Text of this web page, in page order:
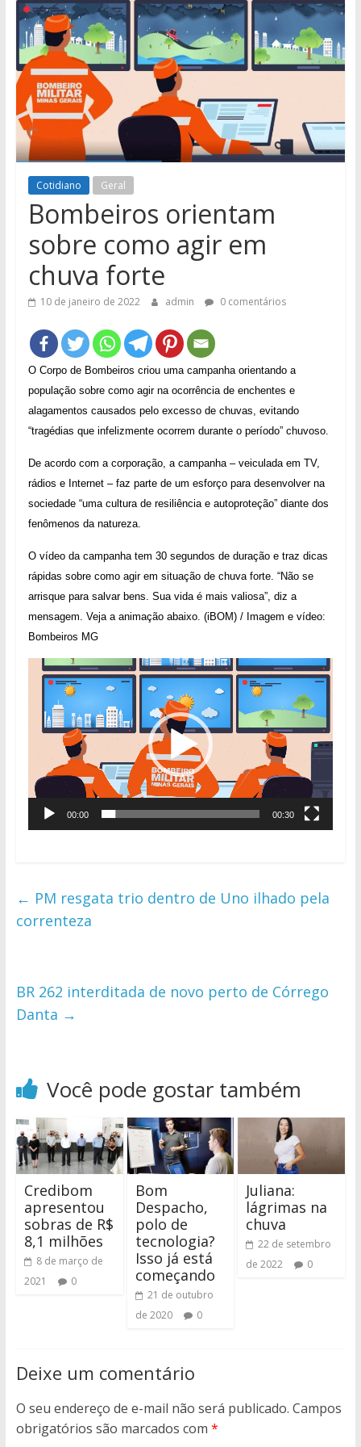
Região
Cotidiano Geral
Bombeiros orientam
sobre como agir em
chuva forte
10 de janeiro de 2022 admin 0 comentários
O Corpo de Bombeiros criou uma campanha orientandoa
população sobre como agir na ocorrência de enchentes e
alagamentos causados pelo excesso de chuvas, evitando
“tragédias que infelizmente ocorrem durante o período” chuvoso.
De acordo com a corporação, a campanha – veiculada em TV,
rádios e Internet – faz parte de um esforço para desenvolver na
sociedade “uma cultura de resiliência e autoproteção” diante dos
fenômenos da natureza.
O vídeo da campanha tem 30 segundos de duração e traz dicas
rápidas sobre como agir em situaçãode chuva forte. “Não se
arrisque para salvar bens. Sua vida é mais valiosa”, diz a
mensagem. Veja a animação abaixo. (iBOM) / Imagem e vídeo:
Bombeiros MG
Tocador
vídeo
00:00 00:30
← PM resgata trio dentro de Uno ilhado pela
correnteza
BR 262 interditada de novo perto de Córrego
Danta →
Você pode gostar também
Credibom
apresentou
sobras de R$
8,1 milhões
8 de março de
2021
0
Bom
Despacho,
polo de
tecnologia?
Isso já está
começando
21 de outubro
de 2020
0
Juliana:
lágrimas na
chuva
22 de setembro
de 2022
0
Deixe um comentário
O seu endereço de e-mail não será publicado. Campos
obrigatórios são marcados com *